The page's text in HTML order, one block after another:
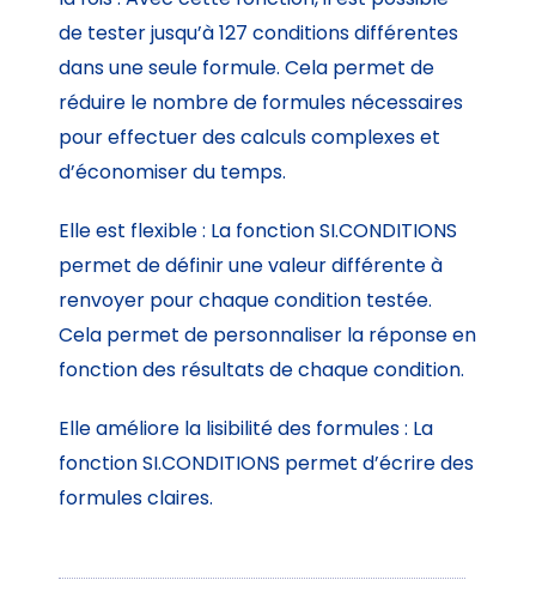
de tester jusqu’à 127 conditions différentes
dans une seule formule. Cela permet de
réduire le nombre de formules nécessaires
pour effectuer des calculs complexes et
d’économiser du temps.
Elle est flexible : La fonction SI.CONDITIONS
permet de définir une valeur différente à
renvoyer pour chaque condition testée.
Cela permet de personnaliser la réponse en
fonction des résultats de chaque condition.
Elle améliore la lisibilité des formules : La
fonction SI.CONDITIONS permet d’écrire des
formules claires.